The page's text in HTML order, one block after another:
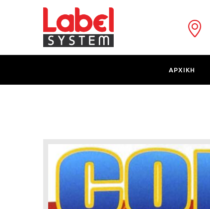
ΑΡΧΙΚΗ